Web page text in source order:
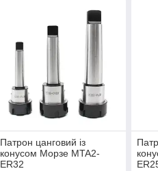
Патрон цанговий із
конусом Морзе MTA2-
ER32